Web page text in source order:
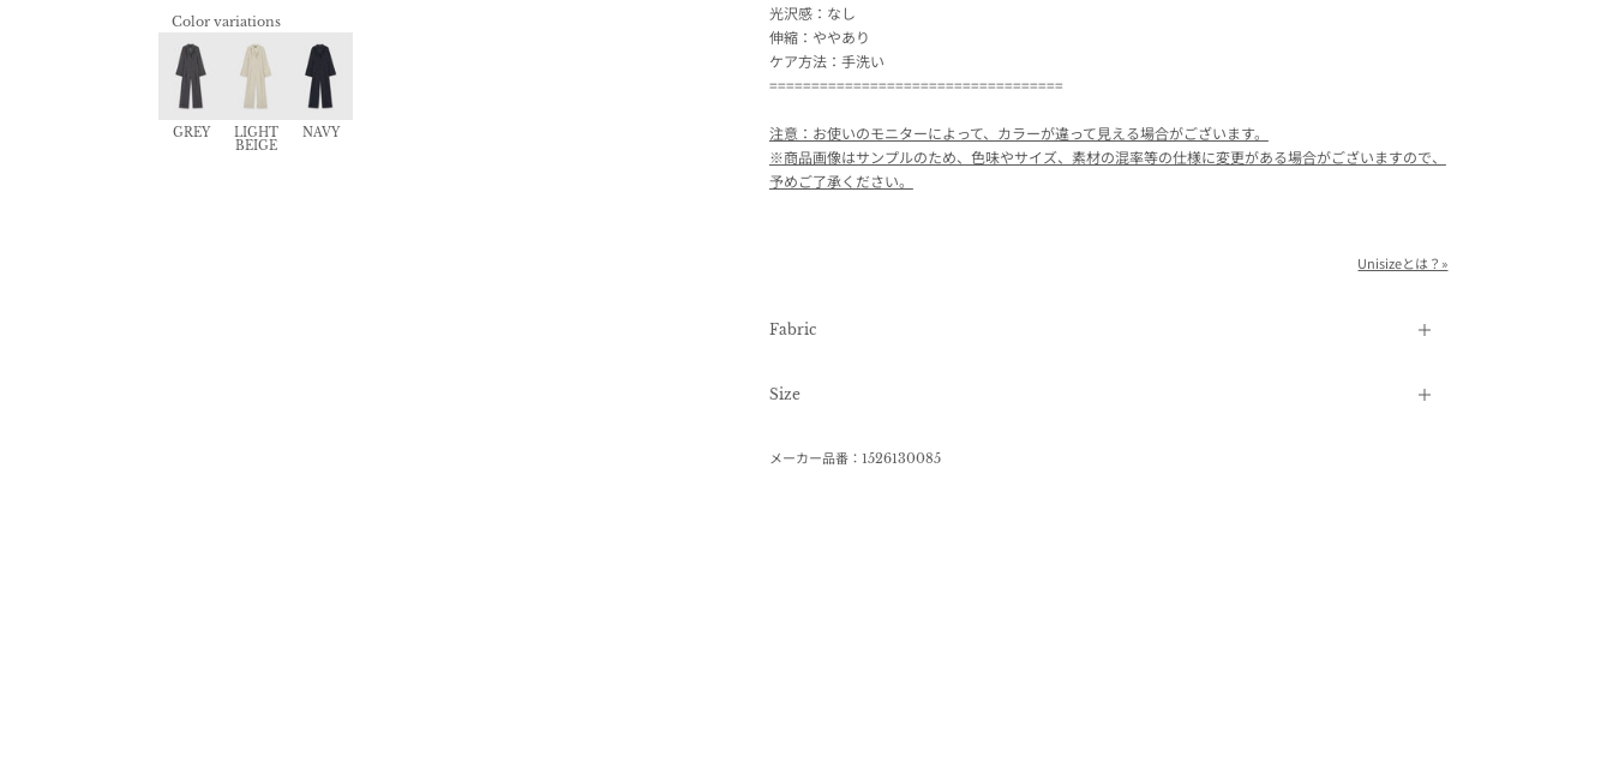
Color variations
GREY
LIGHT
BEIGE
NAVY
光沢感：なし
伸縮：ややあり
ケア方法：手洗い
===================================
注意：お使いのモニターによって、カラーが違って見える場合がございます。
※商品画像はサンプルのため、色味やサイズ、素材の混率等の仕様に変更がある場合がございますので、
予めご了承ください。
Unisizeとは？»
Fabric
Size
メーカー品番：1526130085